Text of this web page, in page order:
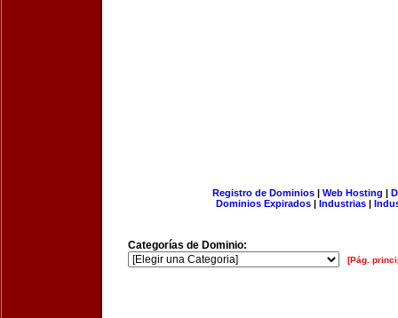
Registro de Dominios| Web Hosting |
Dominios Expirados | Industrias |
Categorías de Dominio:
[Pág.